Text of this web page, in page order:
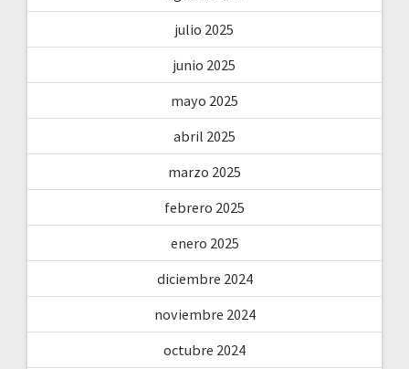
julio 2025
junio 2025
mayo 2025
abril 2025
marzo 2025
febrero 2025
enero 2025
diciembre 2024
noviembre 2024
octubre 2024